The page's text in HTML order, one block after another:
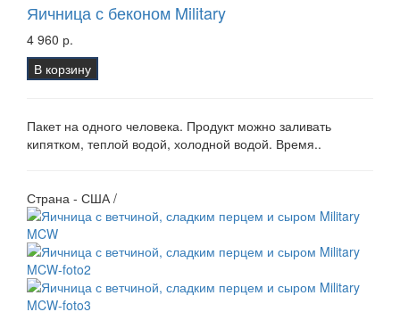
Яичница с беконом Military
4 960 р.
В корзину
Пакет на одного человека. Продукт можно заливать
кипятком, теплой водой, холодной водой. Время..
Страна - США /